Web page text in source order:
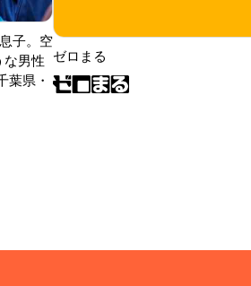
子。空
な男性
葉県・
ゼロまる